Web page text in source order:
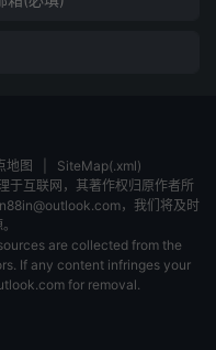
地图
SiteMap(.xml)
于互联网，其著作权归原作者所
，我们将及时
are collected from the
If any content infringes your
for removal.